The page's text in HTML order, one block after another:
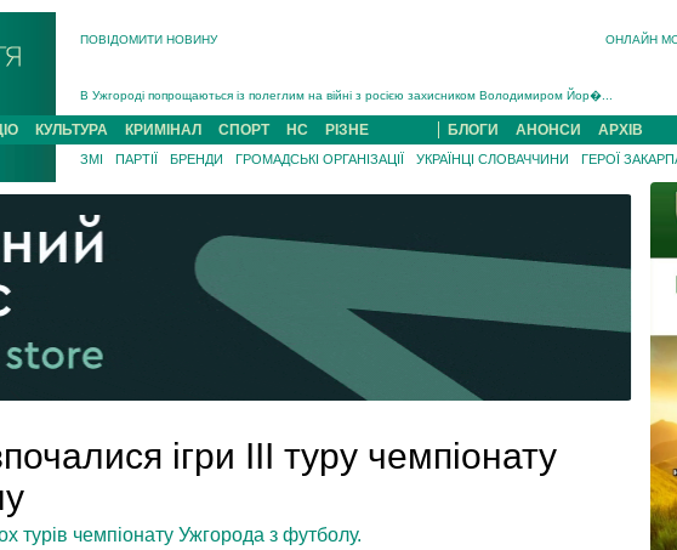
ПОВІДОМИТИ НОВИНУ ОНЛАЙН
В Ужгороді попрощаються із полеглим на війні з росією захисником Володимиром Йор�...
В Ужгороді 5 серпня попрощаються із захисником Богданом Югасом, який два роки �...
Підтвердили загибель захисника із Нанкова на Хустщині Юліана Гербея (ФОТО)[/gree...
На війні з рф поліг військовий з Виноградова Ігнат Роздяловський (ФОТО)...
На Хустщині внаслідок ДТП за участі трьох авто постраждали 13 людей (ФОТО)...
Інструктора районного ТЦК на Закарпатті судитимуть за обвинувачен...
КУЛЬТУРА КРИМІНАЛ СПОРТ НС РІЗНЕ БЛОГИ АНОНСИ АРХІВ
ЗМІ ПАРТІЇ БРЕНДИ ГРОМАДСЬКІ ОРГАНІЗАЦІЇ УКРАЇНЦІ СЛОВАЧЧИНИ ГЕРОЇ
ігри III туру чемпіонату
турів чемпіонату Ужгорода з футболу.